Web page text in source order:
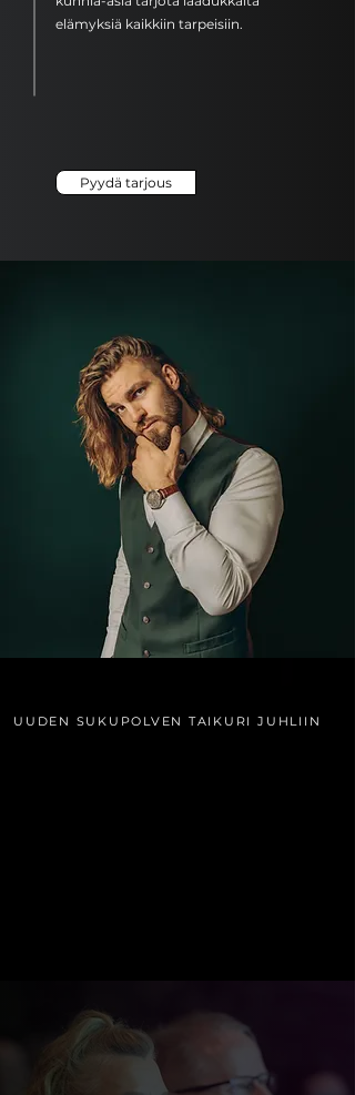
elämyksiä kaikkiin tarpeisiin.​​
Pyydä tarjous
UUDEN SUKUPOLVEN TAIKURI JUHLIIN